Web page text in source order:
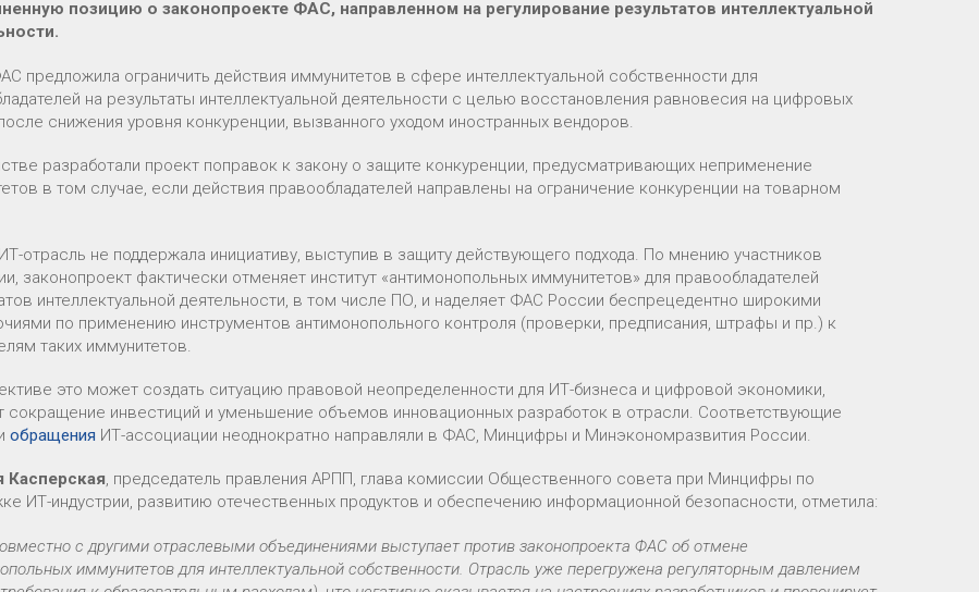
позицию о законопроекте ФАС, направленном на регулирование результатов интеллектуальной
предложила ограничить действия иммунитетов в сфере интеллектуальной собственности для
на результаты интеллектуальной деятельности с целью восстановления равновесия на цифровых
снижения уровня конкуренции, вызванного уходом иностранных вендоров.
разработали проект поправок к закону о защите конкуренции, предусматривающих неприменение
в том случае, если действия правообладателей направлены на ограничение конкуренции на товарном
отрасль не поддержала инициативу, выступив в защиту действующего подхода. По мнению участников
законопроект фактически отменяет институт «антимонопольных иммунитетов» для правообладателей
интеллектуальной деятельности, в том числе ПО, и наделяет ФАС России беспрецедентно широкими
по применению инструментов антимонопольного контроля (проверки, предписания, штрафы и пр.) к
таких иммунитетов.
это может создать ситуацию правовой неопределенности для ИТ-бизнеса и цифровой экономики,
сокращение инвестиций и уменьшение объемов инновационных разработок в отрасли. Соответствующие
обращения ИТ-ассоциации неоднократно направляли в ФАС, Минцифры и Минэкономразвития России.
Касперская, председатель правления АРПП, глава комиссии Общественного совета при Минцифры по
ИТ-индустрии, развитию отечественных продуктов и обеспечению информационной безопасности, отметила:
с другими отраслевыми объединениями выступает против законопроекта ФАС об отмене
иммунитетов для интеллектуальной собственности. Отрасль уже перегружена регуляторным давлением